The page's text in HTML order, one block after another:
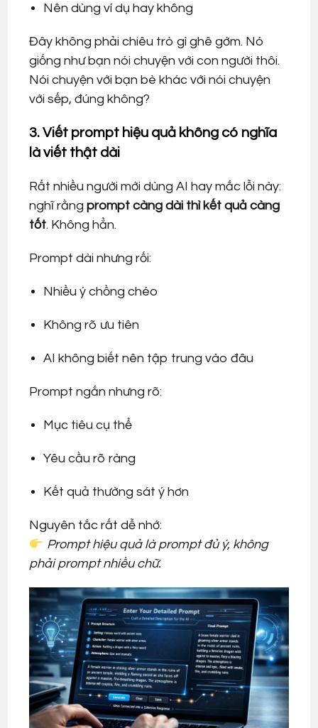
Nên dùng ví dụ hay không
Đây không phải chiêu trò gì ghê gớm. Nó
giống như bạn nói chuyện với con người thôi.
Nói chuyện với bạn bè khác với nói chuyện
với sếp, đúng không?
3. Viết prompt hiệu quả không có nghĩa
là viết thật dài
Rất nhiều người mới dùng AI hay mắc lỗi này:
nghĩ rằngprompt càng dài thì kết quả càng
tốt. Không hẳn.
Prompt dài nhưng rối:
Nhiều ý chồng chéo
Không rõ ưu tiên
AI không biết nên tập trung vào đâu
Prompt ngắn nhưng rõ:
Mục tiêu cụ thể
Yêu cầu rõ ràng
Kết quả thường sát ý hơn
Nguyên tắc rất dễ nhớ:
Prompt hiệu quả là prompt đủ ý, không
phải prompt nhiều chữ.